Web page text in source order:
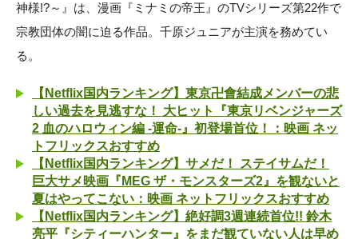
神様!?～』は、漫画『ミナミの帝王』のTVシリーズ第22作で
宗教団体の闇に迫る作品。千原ジュニアが主演を務めてい
る。
【Netflix国内ランキング】東京卍會結成メンバーの悲
しい過去を見逃すな！ 大ヒット『東京リベンジャーズ
2 血のハロウィン編 -運命-』初登場首位！：映画 ネッ
トフリックスおすすめ
【Netflix国内ランキング】サメだ！ ステイサムだ！
巨大サメ映画『MEG ザ・モンスターズ2』を観ないと
夏はやってこない：映画 ネットフリックスおすすめ
【Netflix国内ランキング】絶好調3週連続首位!! 鈴木
亮平『シティーハンター』をまだ観ていない人は早め